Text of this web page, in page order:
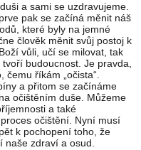
a sami se uzdravujeme.
pak se začíná měnit náš
které byly na jemné
člověk měnit svůj postoj k
vůli, učí se milovat, tak
budoucnost. Je pravda,
říkám „očista“.
a přitom se začínáme
očištěním duše. Můžeme
a také
očištění. Nyní musí
k pochopení toho, že
naše zdraví a osud.